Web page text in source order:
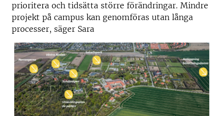
prioritera och tidsätta större förändringar. Mindre
projekt på campus kan genomföras utan långa
processer, säger Sara